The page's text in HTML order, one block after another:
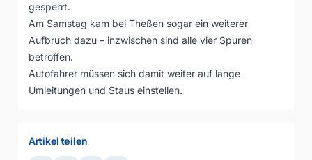
gesperrt.
Am Samstag kam bei Theßen sogar ein weiterer
Aufbruch dazu – inzwischen sind alle vier Spuren
betroffen.
Autofahrer müssen sich damit weiter auf lange
Umleitungen und Staus einstellen.
Artikel teilen